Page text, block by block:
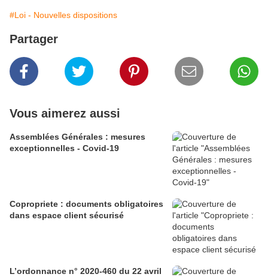
#Loi - Nouvelles dispositions
Partager
Vous aimerez aussi
Assemblées Générales : mesures
exceptionnelles - Covid-19
Copropriete : documents obligatoires
dans espace client sécurisé
L’ordonnance n° 2020-460 du 22 avril